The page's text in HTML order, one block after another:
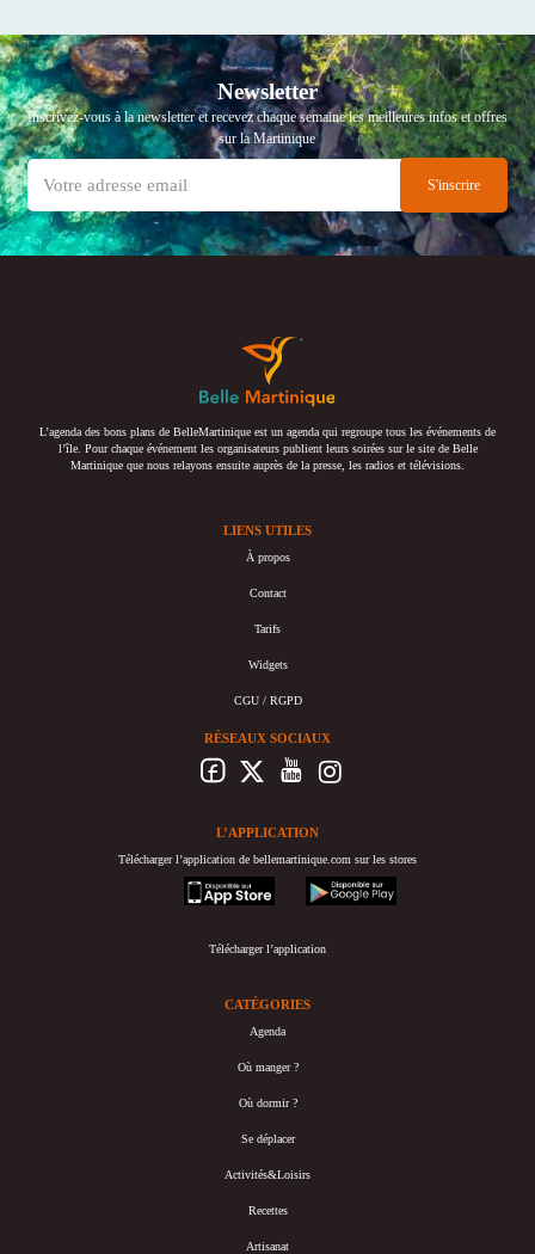
Newsletter
Inscrivez-vous à la newsletter et recevez chaque semaine les meilleures infos et offres
sur la Martinique
L’agenda des bons plans de BelleMartinique est un agenda qui regroupe tous les événements de
l’île. Pour chaque événement les organisateurs publient leurs soirées sur le site de Belle
Martinique que nous relayons ensuite auprès de la presse, les radios et télévisions.
LIENS UTILES
À propos
Contact
Tarifs
Widgets
CGU / RGPD
RÉSEAUX SOCIAUX
L’APPLICATION
Télécharger l’application de bellemartinique.com sur les stores
appstore
googleplay
Télécharger l’application
CATÉGORIES
Agenda
Où manger ?
Où dormir ?
Se déplacer
Activités&Loisirs
Recettes
Artisanat